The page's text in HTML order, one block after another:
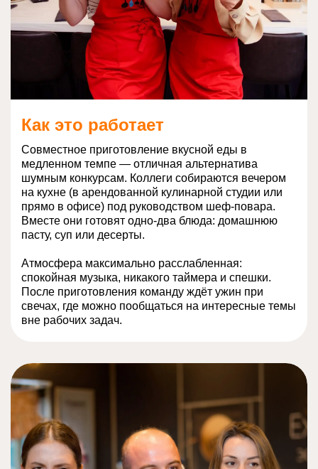
Как это работает
Совместное приготовление вкусной еды в
медленном темпе — отличная альтернатива
шумным конкурсам. Коллеги собираются вечером
на кухне (в арендованной кулинарной студии или
прямо в офисе) под руководством шеф-повара.
Вместе они готовят одно-два блюда: домашнюю
пасту, суп или десерты.
Атмосфера максимально расслабленная:
спокойная музыка, никакого таймера и спешки.
После приготовления команду ждёт ужин при
свечах, где можно пообщаться на интересные темы
вне рабочих задач.